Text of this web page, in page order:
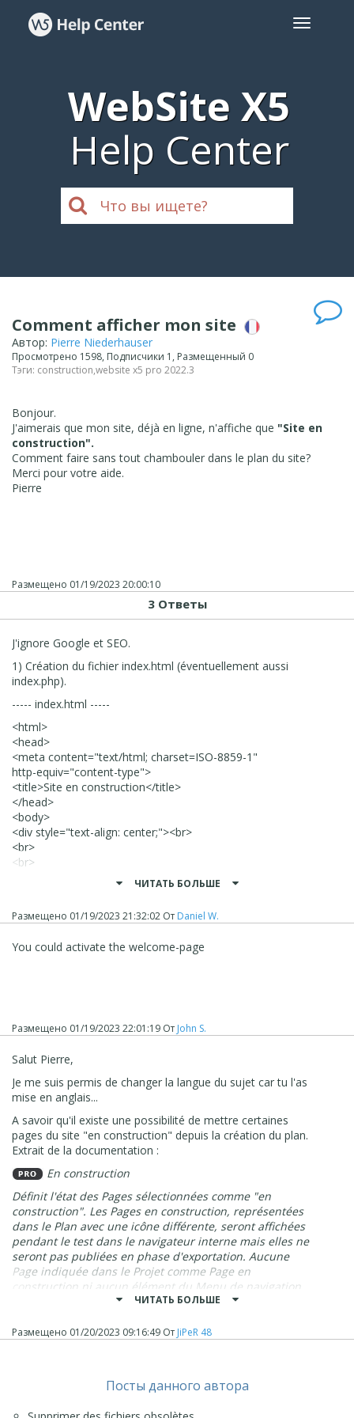
WebSite X5
Help Center
Comment afficher mon site
Автор: Pierre Niederhauser
Просмотрено 1598, Подписчики 1, Размещенный 0
Тэги: construction,website x5 pro 2022.3
Bonjour.
J'aimerais que mon site, déjà en ligne, n'affiche que "Site en
construction".
Comment faire sans tout chambouler dans le plan du site?
Merci pour votre aide.
Pierre
Размещено 01/19/2023 20:00:10
3 Ответы
J'ignore Google et SEO.
1) Création du fichier index.html (éventuellement aussi
index.php).
----- index.html -----
<html>
<head>
<meta content="text/html; charset=ISO-8859-1"
http-equiv="content-type">
<title>Site en construction</title>
</head>
<body>
<div style="text-align: center;"><br>
<br>
<br>
<font size="+3">Site en construction</font><br>
</html>
----------------------
RewriteBase /
RewriteRule ^.*$ /index.html [L,R=301]
3) Téléchargez ces fichiers sur l'espace Web.
ЧИТАТЬ БОЛЬШЕ
Размещено 01/19/2023 21:32:02 От Daniel W.
You could activate the welcome-page
Размещено 01/19/2023 22:01:19 От John S.
Salut Pierre,
Je me suis permis de changer la langue du sujet car tu l'as
mise en anglais...
A savoir qu'il existe une possibilité de mettre certaines
pages du site "en construction" depuis la création du plan.
Extrait de la documentation :
En construction
Définit l'état des Pages sélectionnées comme "en
construction". Les Pages en construction, représentées
dans le Plan avec une icône différente, seront affichées
pendant le test dans le navigateur interne mais elles ne
seront pas publiées en phase d'exportation. Aucune
Page indiquée dans le Projet comme Page en
construction ni aucun élément du Menu de navigation
associé à ces pages ne figurera dans le Site publié en
C'est ici:
ЧИТАТЬ БОЛЬШЕ
Размещено 01/20/2023 09:16:49 От JiPeR 48
Посты данного автора